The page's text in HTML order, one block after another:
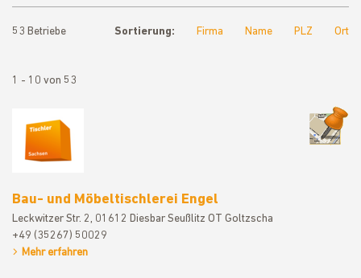
53 Betriebe Sortierung: Firma Name PLZ Ort
1 - 10 von 53
Bau- und Möbeltischlerei Engel
Leckwitzer Str. 2, 01612 Diesbar Seußlitz OT Goltzscha
+49 (35267) 50029
Mehr erfahren
Bau- und